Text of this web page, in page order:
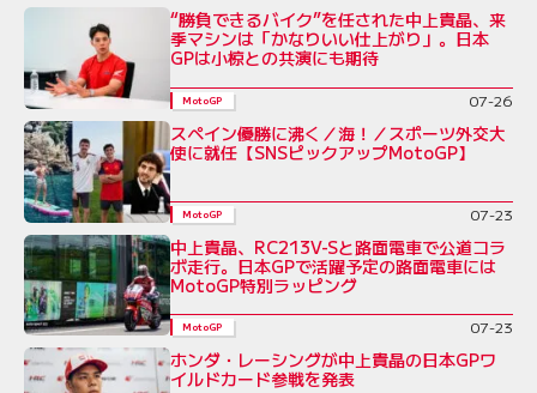
“勝負できるバイク”を任された中上貴晶、来
季マシンは「かなりいい仕上がり」。日本
GPは小椋との共演にも期待
MotoGP 07-26
スペイン優勝に沸く／海！／スポーツ外交大
使に就任【SNSピックアップMotoGP】
MotoGP 07-23
中上貴晶、RC213V-Sと路面電車で公道コラ
ボ走行。日本GPで活躍予定の路面電車には
MotoGP特別ラッピング
MotoGP 07-23
ホンダ・レーシングが中上貴晶の日本GPワ
イルドカード参戦を発表